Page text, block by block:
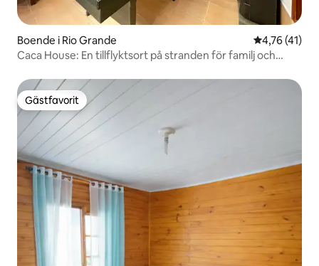
Boende i Rio Grande 4,76 av 5 i
4,76 (41)
Caca House: En tillflyktsort på stranden för familj och
Gästfavorit
Gästfavorit